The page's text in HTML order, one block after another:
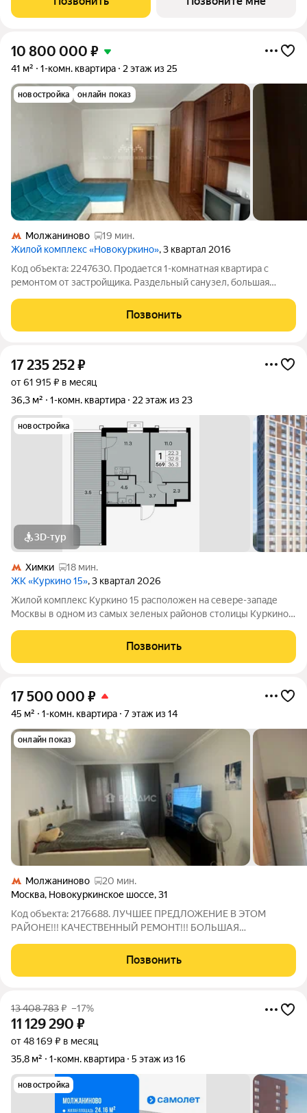
время, предлагаем сделать готовую отделку:
10 800 000 ₽
41 м² 1-комн. квартира 2 этаж из 25
новостройка онлайн показ
Молжаниново
19 мин.
Жилой комплекс «Новокуркино», 3 квартал 2016
Код объекта: 2247630. Продается 1-комнатная квартира с
ремонтом от застройщика. Раздельный санузел, большая
места для хранения, из кухни выход на балкон. Вид во двор.
Мебель остается по
Позвонить
17 235 252₽
от 61 915 ₽ в месяц
36,3 м²
1-комн. квартира 22 этаж из 23
новостройка
3D-тур
Химки
18 мин.
ЖК «Куркино 15», 3 квартал 2026
Жилой комплекс Куркино 15 расположен на севере-западе
Москвы в одном из самых зеленых районов столицы Куркино.
которых открывается вдохновляющий вид на лесопарк и
мегаполис. Комплекс состоит
Позвонить
17 500 000 ₽
45 м² 1-комн. квартира 7 этаж из 14
онлайн показ
Молжаниново
20 мин.
Москва, Новокуркинское шоссе,31
Код объекта: 2176688. ЛУЧШЕЕ ПРЕДЛОЖЕНИЕ В ЭТОМ
РАЙОНЕ!!! КАЧЕСТВЕННЫЙ РЕМОНТ!!! БОЛЬШАЯ
ПОКУПАТЕЛЮ!!! Уважаемый покупатель вашему вниманию
предлагается уютная и светлая однокомнатная квартира
Позвонить
13 408 783₽ –17%
11 129 290 ₽
от 48 169 ₽ в месяц
35,8 м²
1-комн. квартира 5 этаж из 16
новостройка